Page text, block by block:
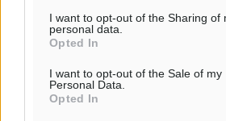
I want to opt-out of the Sharing of
personal data.
Opted In
I want to opt-out of the Sale of my
Personal Data.
Opted In
αραιές νεφώσεις
°